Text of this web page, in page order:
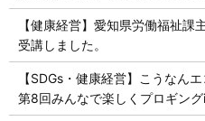
【健康経営】愛知県労働福祉
受講しました。
【SDGs・健康経営】こうなん
第8回みんなで楽しくプロギング